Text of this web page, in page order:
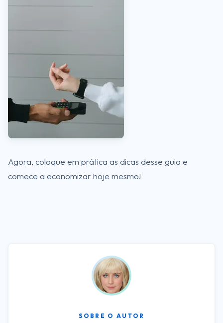
Agora, coloque em prática as dicas desse guia e
comece a economizar hoje mesmo!
SOBRE O AUTOR